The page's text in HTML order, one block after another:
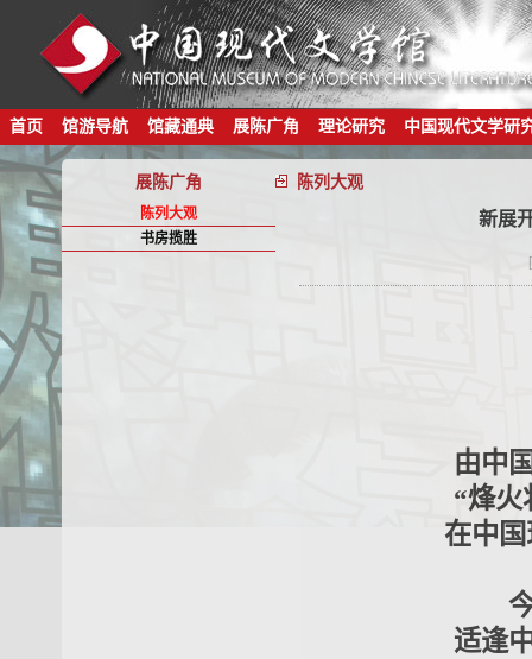
首页 馆游导航 馆藏通典 展陈广角 理论研究 中国现代文学研
展陈广角 陈列大观
陈列大观
书房揽胜
新展
由中
“烽
在中
适逢